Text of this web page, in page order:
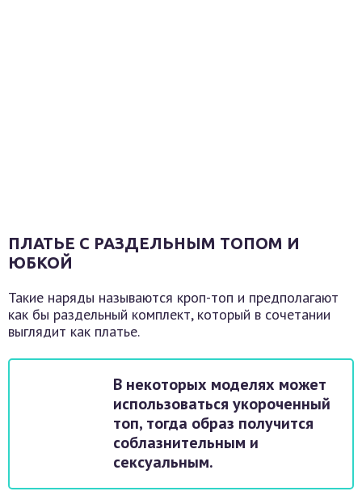
ПЛАТЬЕ С РАЗДЕЛЬНЫМ ТОПОМ И
ЮБКОЙ
Такие наряды называются кроп-топ и предполагают
как бы раздельный комплект, который в сочетании
выглядит как платье.
В некоторых моделях может
использоваться укороченный
топ, тогда образ получится
соблазнительным и
сексуальным.